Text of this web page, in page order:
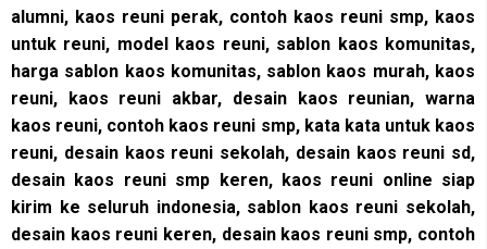
alumni, kaos reuni perak, contoh kaos reuni smp, kaos
untuk reuni, model kaos reuni, sablon kaos komunitas,
harga sablon kaos komunitas, sablon kaos murah, kaos
reuni, kaos reuni akbar, desain kaos reunian, warna
kaos reuni, contoh kaos reuni smp, kata kata untuk kaos
reuni, desain kaos reuni sekolah, desain kaos reuni sd,
desain kaos reuni smp keren, kaos reuni online siap
kirim ke seluruh indonesia, sablon kaos reuni sekolah,
desain kaos reuni keren, desain kaos reuni smp, contoh